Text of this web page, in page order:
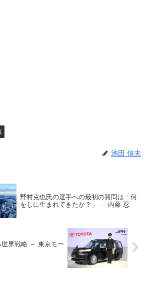
池田 信夫
野村克也氏の選手への最初の質問は「何
をしに生まれてきたか？」 --- 内藤 忍
世界戦略 ～ 東京モー